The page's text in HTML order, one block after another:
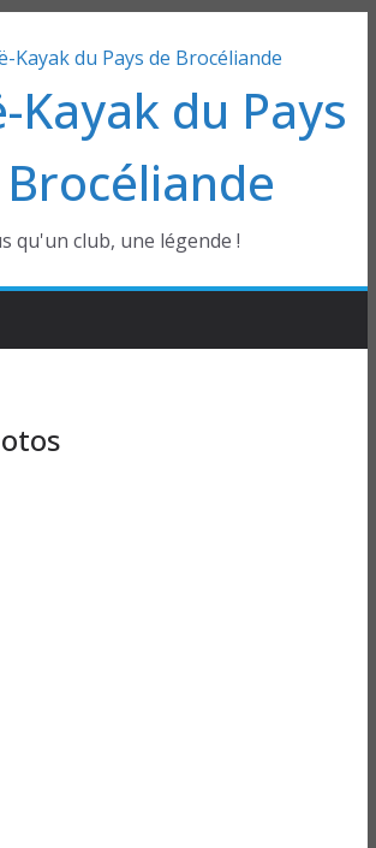
Kayak du Pays
qu'un club, une légende !